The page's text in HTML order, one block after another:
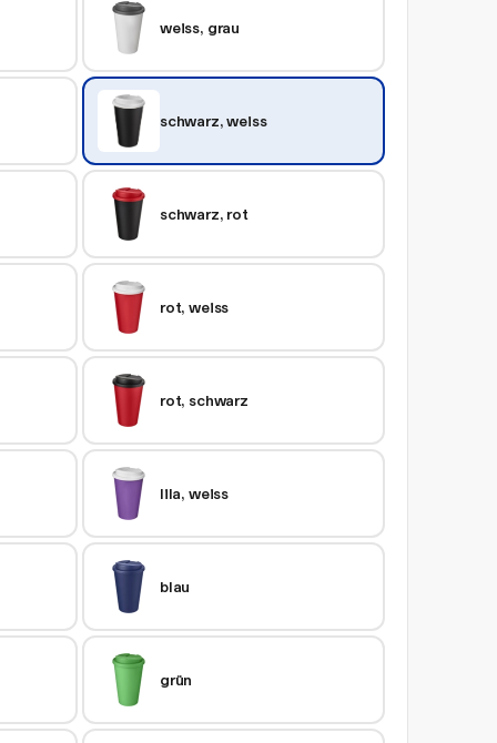
weiss, grau
schwarz, weiss
schwarz, rot
rot, weiss
rot, schwarz
lila, weiss
blau
grün